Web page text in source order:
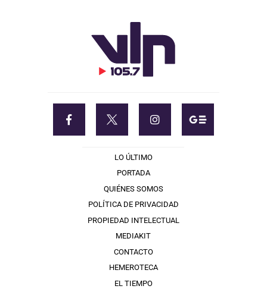
LO ÚLTIMO
PORTADA
QUIÉNES SOMOS
POLÍTICA DE PRIVACIDAD
PROPIEDAD INTELECTUAL
MEDIAKIT
CONTACTO
HEMEROTECA
EL TIEMPO